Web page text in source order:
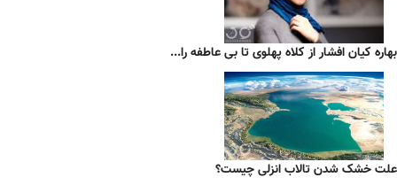
بهاره کیان افشار از کلاه پهلوی تا بی عاطفه را...
علت خشک شدن تالاب انزلی چیست؟